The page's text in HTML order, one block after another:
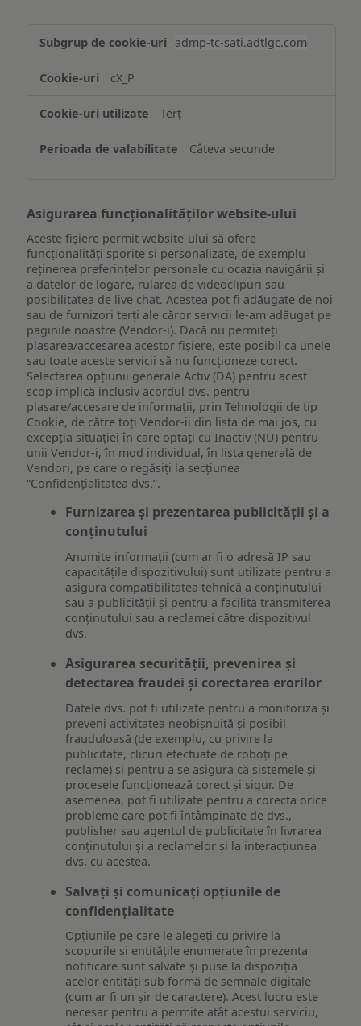
și/sau
informațiilor
pe
dispozitiv
admp-tc-sati.adtlgc.com
cX_P
Terț
Câteva secunde
Asigurarea funcționalităților website-ului
Aceste fișiere permit website-ului să ofere
funcționalități sporite și personalizate, de exemplu
reţinerea preferinţelor personale cu ocazia navigării și
a datelor de logare, rularea de videoclipuri sau
posibilitatea de live chat. Acestea pot fi adăugate de noi
sau de furnizori terți ale căror servicii le-am adăugat pe
paginile noastre (Vendor-i). Dacă nu permiteți
plasarea/accesarea acestor fișiere, este posibil ca unele
sau toate aceste servicii să nu funcționeze corect.
Selectarea opțiunii generale Activ (DA) pentru acest
scop implică inclusiv acordul dvs. pentru
plasare/accesare de informații, prin Tehnologii de tip
Cookie, de către toți Vendor-ii din lista de mai jos, cu
excepția situației în care optați cu Inactiv (NU) pentru
unii Vendor-i, în mod individual, în lista generală de
Vendori, pe care o regăsiți la secțiunea
“Confidențialitatea dvs.”.
Furnizarea și prezentarea publicității și a
conținutului
Anumite informații (cum ar fi o adresă IP sau
capacitățile dispozitivului) sunt utilizate pentru a
asigura compatibilitatea tehnică a conținutului
sau a publicității și pentru a facilita transmiterea
conținutului sau a reclamei către dispozitivul
dvs.
Asigurarea securității, prevenirea și
detectarea fraudei și corectarea erorilor
Datele dvs. pot fi utilizate pentru a monitoriza și
preveni activitatea neobișnuită și posibil
frauduloasă (de exemplu, cu privire la
publicitate, clicuri efectuate de roboți pe
reclame) și pentru a se asigura că sistemele și
procesele funcționează corect și sigur. De
asemenea, pot fi utilizate pentru a corecta orice
probleme care pot fi întâmpinate de dvs.,
publisher sau agentul de publicitate în livrarea
conținutului și a reclamelor și la interacțiunea
dvs. cu acestea.
Salvați și comunicați opțiunile de
confidențialitate
Opțiunile pe care le alegeți cu privire la
scopurile și entitățile enumerate în prezenta
notificare sunt salvate și puse la dispoziția
acelor entități sub formă de semnale digitale
(cum ar fi un șir de caractere). Acest lucru este
necesar pentru a permite atât acestui serviciu,